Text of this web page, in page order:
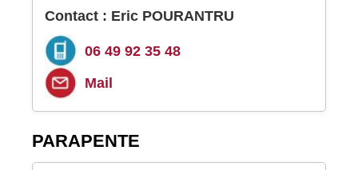
Contact : Eric POURANTRU
06 49 92 35 48
Mail
PARAPENTE